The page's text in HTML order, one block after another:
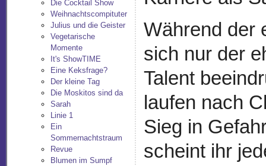
Die Cocktail Show
Weihnachtscompituter
Julius und die Geister
Vegetarische
Momente
It's ShowTIME
Eine Keksfrage?
Der kleine Tag
Die Moskitos sind da
Sarah
Linie 1
Ein
Sommernachtstraum
Revue
Blumen im Sumpf
Während der
sich nur der
Talent
laufen nach
Sieg in
scheint ihr